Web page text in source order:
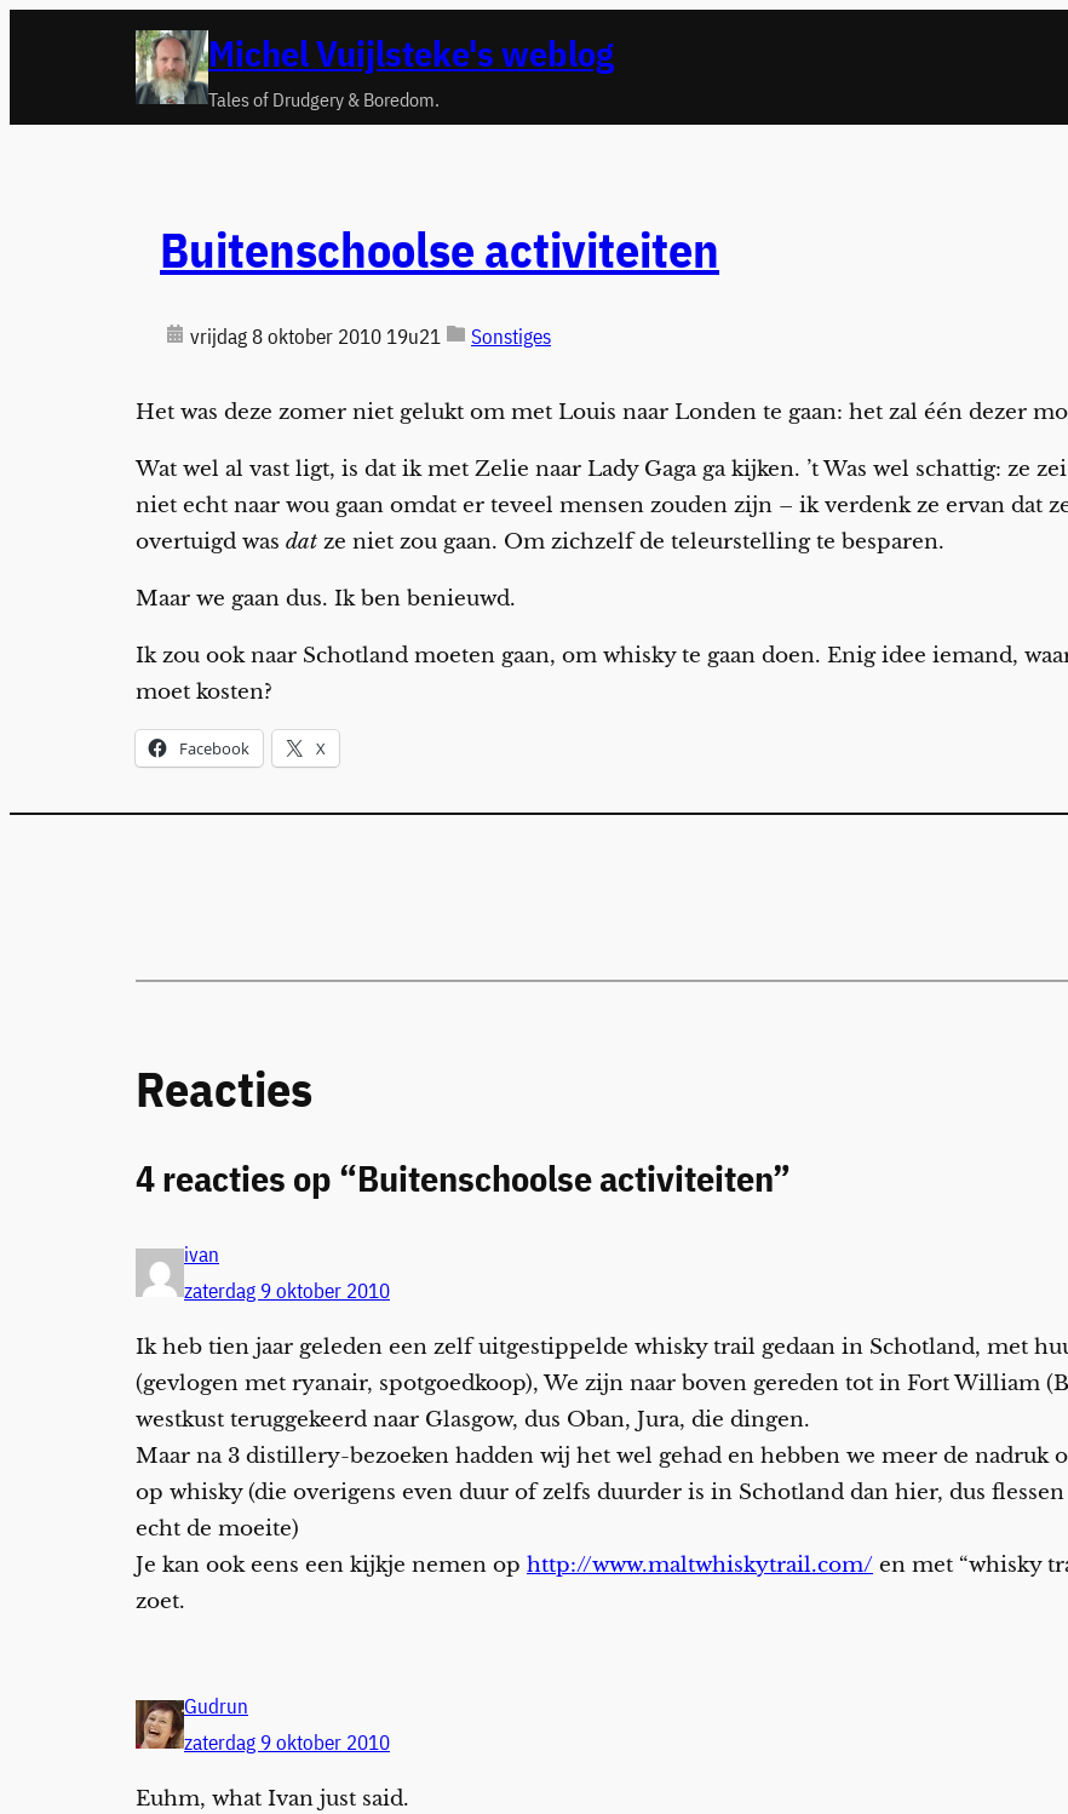
Michel Vuijlsteke's weblog
Tales of Drudgery & Boredom.
Buitenschoolse activiteiten
vrijdag 8 oktober 2010 19u21 Sonstiges
Het was deze zomer niet gelukt om met Louis naar Londen te gaan: het zal één dezer
Wat wel al vast ligt, is dat ik met Zelie naar Lady Gaga ga kijken. ’t Was wel schattig: ze
niet echt naar wou gaan omdat er teveel mensen zouden zijn – ik verdenk ze ervan dat
overtuigd was dat ze niet zou gaan. Om zichzelf de teleurstelling te besparen.
Maar we gaan dus. Ik ben benieuwd.
Ik zou ook naar Schotland moeten gaan, om whisky te gaan doen. Enig idee iemand,
moet kosten?
Facebook X
Reacties
4 reacties op “Buitenschoolse activiteiten”
ivan
zaterdag 9 oktober 2010
Ik heb tien jaar geleden een zelf uitgestippelde whisky trail gedaan in Schotland, met
(gevlogen met ryanair, spotgoedkoop), We zijn naar boven gereden tot in Fort William
westkust teruggekeerd naar Glasgow, dus Oban, Jura, die dingen.
Maar na 3 distillery-bezoeken hadden wij het wel gehad en hebben we meer de nadruk
op whisky (die overigens even duur of zelfs duurder is in Schotland dan hier, dus
echt de moeite)
Je kan ook eens een kijkje nemen op http://www.maltwhiskytrail.com/ en met “whisky
zoet.
Gudrun
zaterdag 9 oktober 2010
Euhm, what Ivan just said.